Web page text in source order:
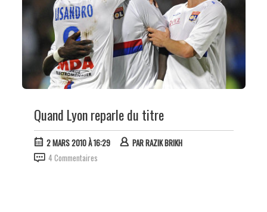
Quand Lyon reparle du titre
2 MARS 2010 À 16:29 PARRAZIK BRIKH
4 Commentaires